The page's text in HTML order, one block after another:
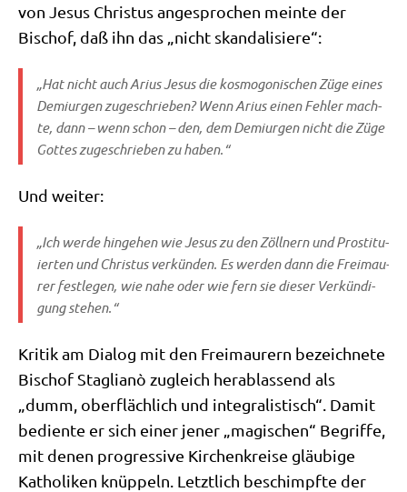
von Jesus Chri­stus ange­spro­chen mein­te der
Bischof, daß ihn das „nicht skandalisiere“:
„Hat nicht auch Ari­us Jesus die kosmo­go­ni­schen Züge eines
Demi­ur­gen zuge­schrie­ben? Wenn Ari­us einen Feh­ler mach­
te, dann – wenn schon – den, dem Demi­ur­gen nicht die Züge
Got­tes zuge­schrie­ben zu haben.“
Und wei­ter:
„Ich wer­de hin­ge­hen wie Jesus zu den Zöll­nern und Pro­sti­tu­
ier­ten und Chri­stus ver­kün­den. Es wer­den dann die Frei­mau­
rer fest­le­gen, wie nahe oder wie fern sie die­ser Ver­kün­di­
gung stehen.“
Kri­tik am Dia­log mit den Frei­mau­rern bezeich­ne­te
Bischof Sta­glianò zugleich her­ab­las­send als
„dumm, ober­fläch­lich und inte­gra­li­stisch“. Damit
bedien­te er sich einer jener „magi­schen“ Begrif­fe,
mit denen pro­gres­si­ve Kir­chen­krei­se gläu­bi­ge
Katho­li­ken knüp­peln. Letzt­lich beschimpf­te der